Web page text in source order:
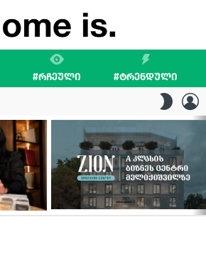
#ᲠᲩᲔᲣᲚᲘ #ᲢᲠᲔᲜᲓᲣᲚᲘ
SKIN